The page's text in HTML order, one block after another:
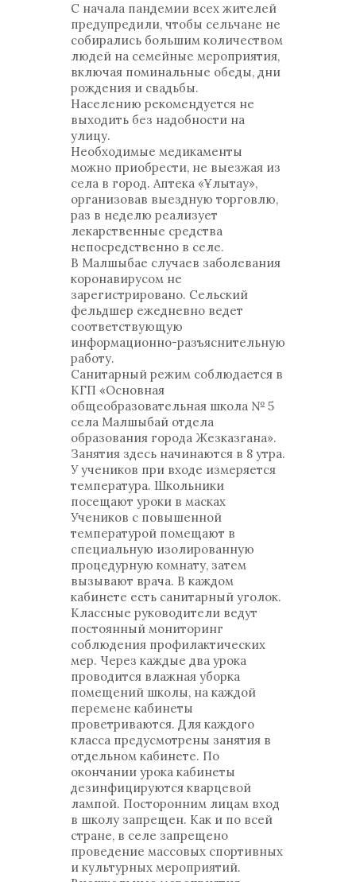
С начала пандемии всех жителей
предупредили, чтобы сельчане не
собирались большим количеством
людей на семейные мероприятия,
включая поминальные обеды, дни
рождения и свадьбы.
Населению рекомендуется не
выходить без надобности на
улицу.
Необходимые медикаменты
можно приобрести, не выезжая из
села в город. Аптека «Ұлытау»,
организовав выездную торговлю,
раз в неделю реализует
лекарственные средства
непосредственно в селе.
В Малшыбае случаев заболевания
коронавирусом не
зарегистрировано. Сельский
фельдшер ежедневно ведет
соответствующую
информационно-разъяснительную
работу.
Санитарный режим соблюдается в
КГП «Основная
общеобразовательная школа № 5
села Малшыбай отдела
образования города Жезказгана».
Занятия здесь начинаются в 8 утра.
У учеников при входе измеряется
температура. Школьники
посещают уроки в масках
Учеников с повышенной
температурой помещают в
специальную изолированную
процедурную комнату, затем
вызывают врача. В каждом
кабинете есть санитарный уголок.
Классные руководители ведут
постоянный мониторинг
соблюдения профилактических
мер. Через каждые два урока
проводится влажная уборка
помещений школы, на каждой
перемене кабинеты
проветриваются. Для каждого
класса предусмотрены занятия в
отдельном кабинете. По
окончании урока кабинеты
дезинфицируются кварцевой
лампой. Посторонним лицам вход
в школу запрещен. Как и по всей
стране, в селе запрещено
проведение массовых спортивных
и культурных мероприятий.